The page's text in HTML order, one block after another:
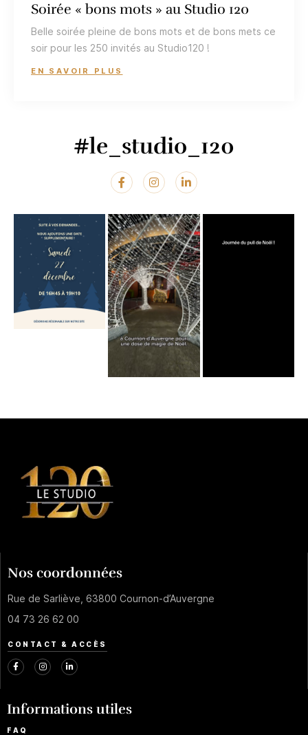
Soirée « bons mots » au Studio 120
Belle soirée pleine de bons mots et de bons mets ce
soir pour les 250 invités au Studio120 !
EN SAVOIR PLUS
#le_studio_120
Nos coordonnées
Rue de Sarliève, 63800 Cournon-d’Auvergne
04 73 26 62 00
CONTACT & ACCÈS
Informations utiles
FAQ